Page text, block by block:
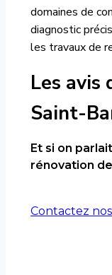
domaines de
diagnostic
les travaux de
Les avis
Saint-
Et si on
rénovation
Contactez